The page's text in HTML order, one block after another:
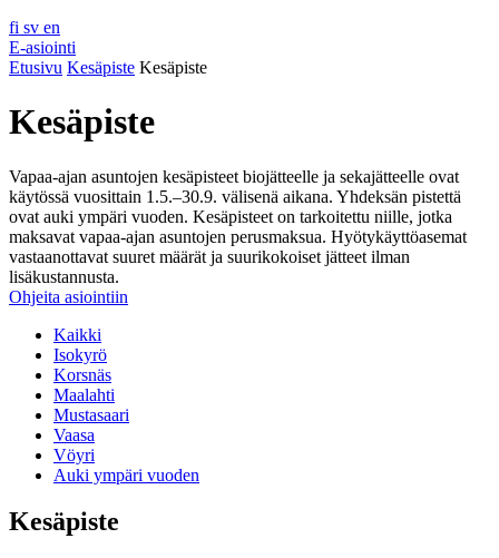
fi sv en
E-asiointi
Etusivu Kesäpiste Kesäpiste
Kesäpiste
Vapaa-ajan asuntojen kesäpisteet biojätteelle ja sekajätteelle ovat
käytössä vuosittain 1.5.–30.9. välisenä aikana. Yhdeksän pistettä
ovat auki ympäri vuoden. Kesäpisteet on tarkoitettu niille, jotka
maksavat vapaa-ajan asuntojen perusmaksua. Hyötykäyttöasemat
vastaanottavat suuret määrät ja suurikokoiset jätteet ilman
lisäkustannusta.
Ohjeita asiointiin
Kaikki
Isokyrö
Korsnäs
Maalahti
Mustasaari
Vaasa
Vöyri
Auki ympäri vuoden
Kesäpiste